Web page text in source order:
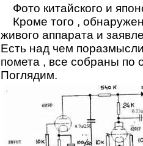
Фото китайского и
Кроме того ,
живого аппарата и
Есть над чем
помета , все собраны по
Поглядим.